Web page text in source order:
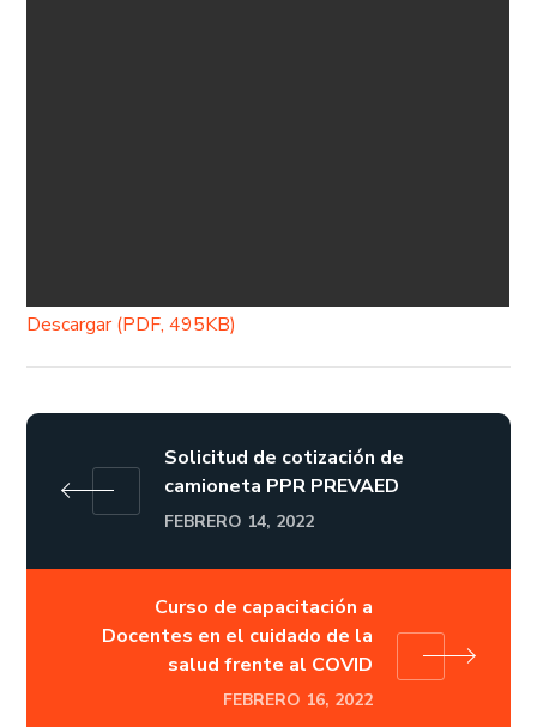
Descargar (PDF, 495KB)
Solicitud de cotización de
camioneta PPR PREVAED
FEBRERO 14, 2022
Curso de capacitación a
Docentes en el cuidado de la
salud frente al COVID
FEBRERO 16, 2022